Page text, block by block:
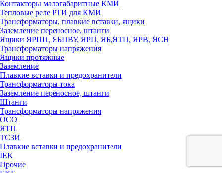
Контакторы малогабаритные КМИ
Тепловые реле РTИ для КМИ
Трансформаторы, плавкие вставки, ящики
Заземление переносное, штанги
Ящики ЯРПП, ЯБПВУ, ЯРП, ЯБ,ЯТП, ЯРВ, ЯСН
Трансформаторы напряжения
Ящики протяжные
Заземление
Плавкие вставки и предохранители
Трансформаторы тока
Заземление переносное, штанги
Штанги
Трансформаторы напряжения
ОСО
ЯТП
ТСЗИ
Плавкие вставки и предохранители
IEK
Прочие